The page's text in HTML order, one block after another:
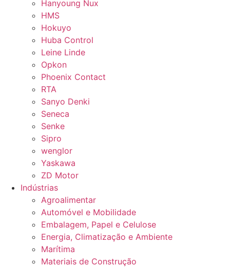
Hanyoung Nux
HMS
Hokuyo
Huba Control
Leine Linde
Opkon
Phoenix Contact
RTA
Sanyo Denki
Seneca
Senke
Sipro
wenglor
Yaskawa
ZD Motor
Indústrias
Agroalimentar
Automóvel e Mobilidade
Embalagem, Papel e Celulose
Energia, Climatização e Ambiente
Marítima
Materiais de Construção